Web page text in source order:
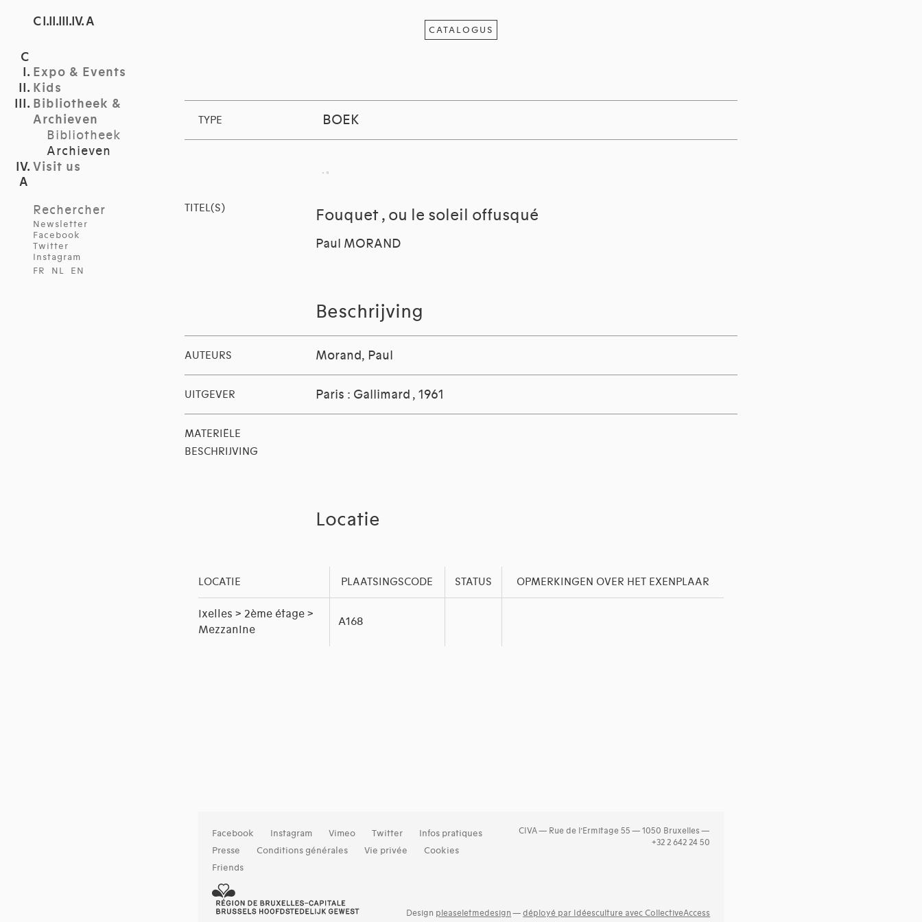
C I.II.III.IV. A
Expo & Events
Kids
Bibliotheek &
Archieven
Bibliotheek
Archieven
Visit us
Rechercher
Newsletter
Facebook
Twitter
Instagram
FR
NL EN
CATALOGUS
TYPE BOEK
TITEL(S) Fouquet , ou le soleil offusqué
Paul MORAND
Beschrijving
AUTEURS Morand, Paul
UITGEVER Paris : Gallimard , 1961
MATERIËLE
BESCHRIJVING
Locatie
LOCATIE PLAATSINGSCODE STATUS OPMERKINGEN OVER HET EXENPLAAR
Ixelles > 2ème étage >
Mezzanine
A168
Facebook Instagram Vimeo Twitter
Infos pratiques
Presse
Conditions générales Vie privée
Cookies
Friends
CIVA — Rue de l’Ermitage 55 — 1050 Bruxelles —
+32 2 642 24 50
Design pleaseletmedesign —déployé par Idéesculture avec CollectiveAccess